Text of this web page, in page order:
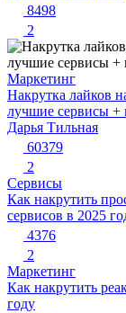
8498
2
Маркетинг
Накрутка лайков
лучшие сервисы +
Дарья Тильная
60379
2
Сервисы
Как накрутить
сервисов в 2025
4376
2
Маркетинг
Как накрутить
году